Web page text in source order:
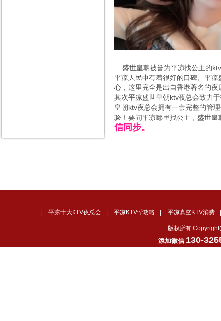
盛世皇朝被誉为平凉找公主的
平凉人民中有着很好的口碑。平
心，这里完全是出自香港著名的
其次平凉盛世皇朝ktv夜总会致力
皇朝ktv夜总会拥有一套完整的管
验！要问平凉哪里找公主，盛世
信同步。
平凉十大KTV夜总会 平凉KTV荤攻略 平凉真空KTV消费
版权所有
添加微信 130-